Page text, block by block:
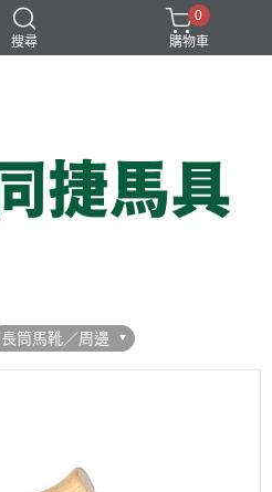
搜尋
0
購物車
長筒馬靴／周邊